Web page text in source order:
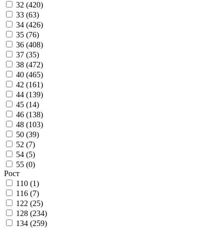
32 (420)
33 (63)
34 (426)
35 (76)
36 (408)
37 (35)
38 (472)
40 (465)
42 (161)
44 (139)
45 (14)
46 (138)
48 (103)
50 (39)
52 (7)
54 (5)
55 (0)
Рост
110 (1)
116 (7)
122 (25)
128 (234)
134 (259)